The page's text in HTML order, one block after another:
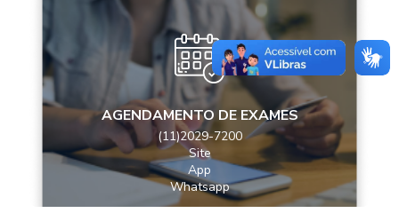
AGENDAMENTO DE EXAMES
(11)2029-7200
Site
App
Whatsapp